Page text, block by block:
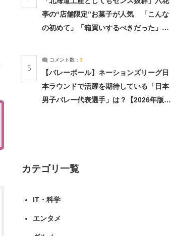
亭の“店舗限定”お菓子が人気 「こんな
の初めて」「箱買いするべきだった」
5
コメント数： 3
【バレーボール】ネーションズリーグ日
本ラウンドで活躍を期待している「日本
男子バレー代表選手」は？【2026年版・
カテゴリ一覧
IT・科学
エンタメ